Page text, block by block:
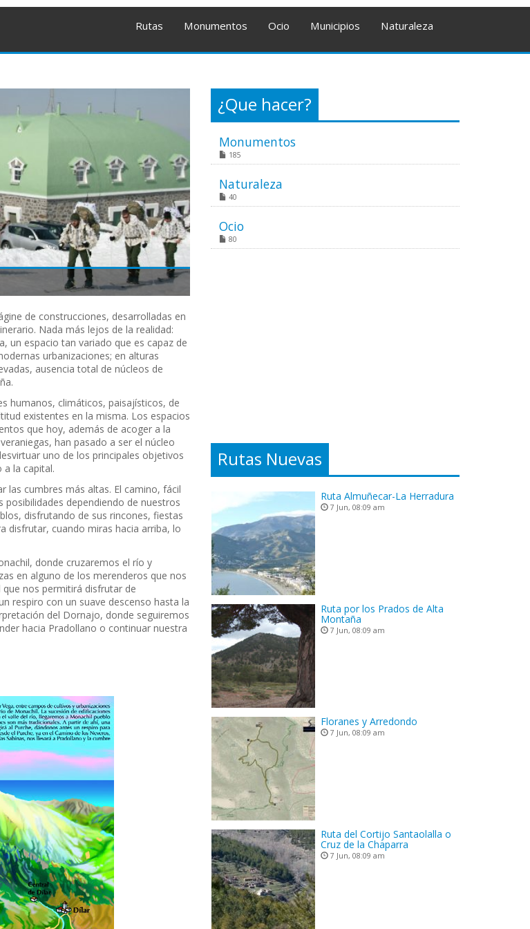
Rutas Monumentos Ocio Municipios Naturaleza
de construcciones, desarrolladas en
Nada más lejos de la realidad:
un espacio tan variado que es capaz de
urbanizaciones; en alturas
ausencia total de núcleos de
humanos, climáticos, paisajísticos, de
existentes en la misma. Los espacios
que hoy, además de acoger a la
han pasado a ser el núcleo
uno de los principales objetivos
a la capital.
las cumbres más altas. El camino, fácil
dependiendo de nuestros
disfrutando de sus rincones, fiestas
disfrutar, cuando miras hacia arriba, lo
donde cruzaremos el río y
en alguno de los merenderos que nos
nos permitirá disfrutar de
respiro con un suave descenso hasta la
del Dornajo, donde seguiremos
hacia Pradollano o continuar nuestra
¿Que hacer?
Monumentos
185
Naturaleza
40
Ocio
80
Rutas Nuevas
Ruta Almuñecar-La Herradura
7 Jun, 08:09 am
Ruta por los Prados de Alta
Montaña
7 Jun, 08:09 am
Floranes y Arredondo
7 Jun, 08:09 am
Ruta del Cortijo Santaolalla o
Cruz de la Chaparra
7 Jun, 08:09 am